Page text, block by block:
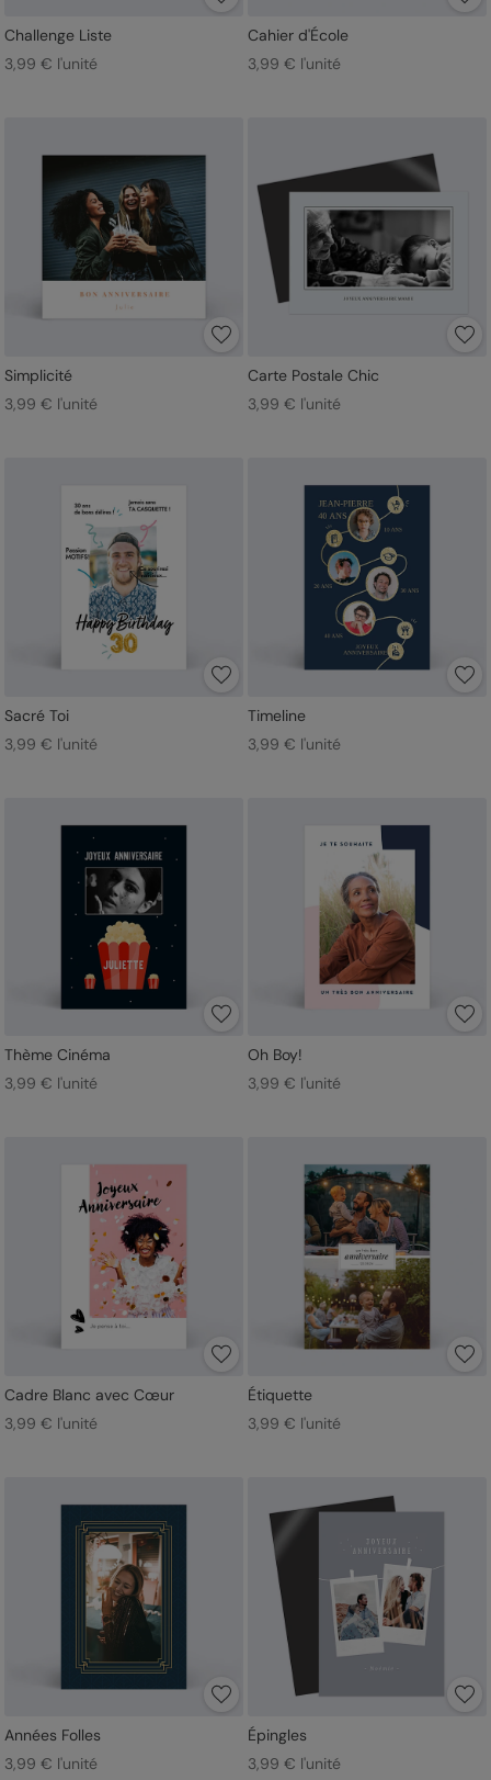
Challenge Liste
3,99 € l'unité
Cahier d'École
3,99 € l'unité
Simplicité
3,99 € l'unité
Carte Postale Chic
3,99 € l'unité
Sacré Toi
3,99 € l'unité
Timeline
3,99 € l'unité
Thème Cinéma
3,99 € l'unité
Oh Boy!
3,99 € l'unité
Cadre Blanc avec Cœur
3,99 € l'unité
Étiquette
3,99 € l'unité
Années Folles
3,99 € l'unité
Épingles
3,99 € l'unité